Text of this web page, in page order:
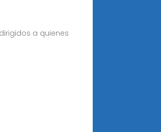
a quienes